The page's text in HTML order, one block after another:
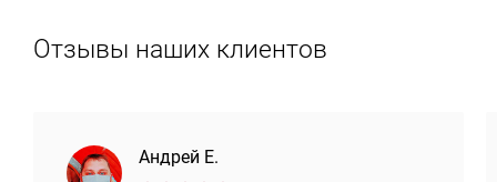
Отзывы наших клиентов
Андрей Е.